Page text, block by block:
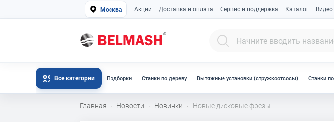
Москва Акции Доставка и оплата Сервис и поддержка Каталог Видео
Все категории Подборки Станки по дереву Вытяжные установки (стружкоотсосы) Станки
Главная · Новости · Новинки · Новые дисковые фрезы